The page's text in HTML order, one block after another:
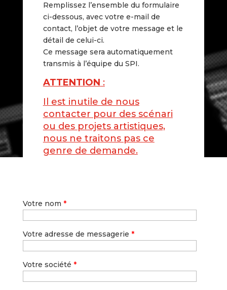
Remplissez l’ensemble du formulaire
ci-dessous, avec votre e-mail de
contact, l’objet de votre message et le
détail de celui-ci.
Ce message sera automatiquement
transmis à l’équipe du SPI.
ATTENTION :
Il est inutile de nous
contacter pour des scénari
ou des projets artistiques,
nous ne traitons pas ce
genre de demande.
Votre nom *
Votre adresse de messagerie *
Votre société *